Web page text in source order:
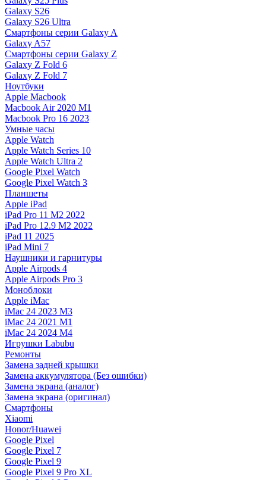
Galaxy S26
Galaxy S26 Ultra
Смартфоны серии Galaxy A
Galaxy A57
Смартфоны серии Galaxy Z
Galaxy Z Fold 6
Galaxy Z Fold 7
Ноутбуки
Apple Macbook
Macbook Air 2020 M1
Macbook Pro 16 2023
Умные часы
Apple Watch
Apple Watch Series 10
Apple Watch Ultra 2
Google Pixel Watch
Google Pixel Watch 3
Планшеты
Apple iPad
iPad Pro 11 M2 2022
iPad Pro 12.9 M2 2022
iPad 11 2025
iPad Mini 7
Наушники и гарнитуры
Apple Airpods 4
Apple Airpods Pro 3
Моноблоки
Apple iMac
iMac 24 2023 M3
iMac 24 2021 M1
iMac 24 2024 M4
Игрушки Labubu
Ремонты
Замена задней крышки
Замена аккумулятора (Без ошибки)
Замена экрана (аналог)
Замена экрана (оригинал)
Смартфоны
Xiaomi
Honor/Huawei
Google Pixel
Google Pixel 7
Google Pixel 9
Google Pixel 9 Pro XL